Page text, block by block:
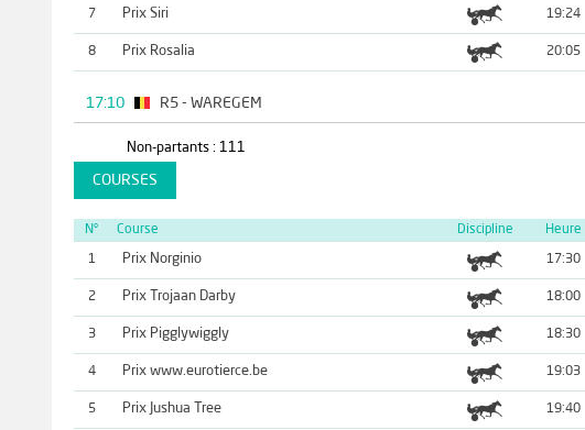
7 Prix Siri 19:24
8 Prix Rosalia 20:05
17:10 R5 - WAREGEM
Non-partants : 111
COURSES
N° Course Discipline Heure
1 Prix Norginio 17:30
2 Prix Trojaan Darby 18:00
3 Prix Pigglywiggly 18:30
4 Prix www.eurotierce.be 19:03
5 Prix Jushua Tree 19:40